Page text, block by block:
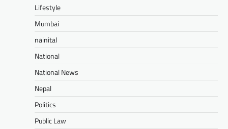
Lifestyle
Mumbai
nainital
National
National News
Nepal
Politics
Public Law